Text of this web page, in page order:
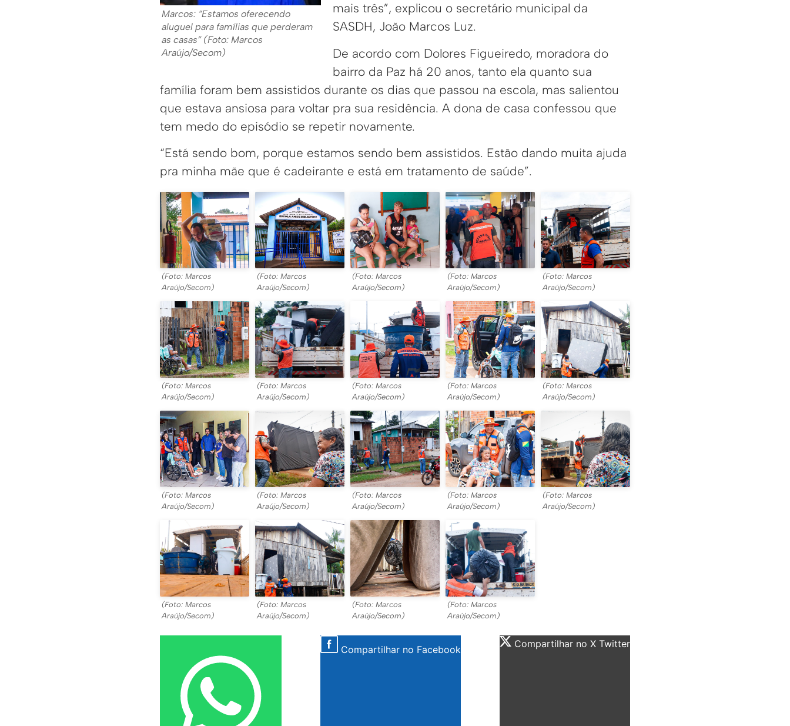
Marcos: “Estamos oferecendo
aluguel para famílias que perderam
as casas” (Foto: Marcos
Araújo/Secom)
mais três”, explicou o secretário municipal da
SASDH, João Marcos Luz.
De acordo com Dolores Figueiredo, moradora do
bairro da Paz há 20 anos, tanto ela quanto sua
família foram bem assistidos durante os dias que passou na escola, mas salientou
que estava ansiosa para voltar pra sua residência. A dona de casa confessou que
tem medo do episódio se repetir novamente.
“Está sendo bom, porque estamos sendo bem assistidos. Estão dando muita ajuda
pra minha mãe que é cadeirante e está em tratamento de saúde”.
(Foto: Marcos
Araújo/Secom)
(Foto: Marcos
Araújo/Secom)
(Foto: Marcos
Araújo/Secom)
(Foto: Marcos
Araújo/Secom)
(Foto: Marcos
Araújo/Secom)
(Foto: Marcos
Araújo/Secom)
(Foto: Marcos
Araújo/Secom)
(Foto: Marcos
Araújo/Secom)
(Foto: Marcos
Araújo/Secom)
(Foto: Marcos
Araújo/Secom)
(Foto: Marcos
Araújo/Secom)
(Foto: Marcos
Araújo/Secom)
(Foto: Marcos
Araújo/Secom)
(Foto: Marcos
Araújo/Secom)
(Foto: Marcos
Araújo/Secom)
(Foto: Marcos
Araújo/Secom)
(Foto: Marcos
Araújo/Secom)
(Foto: Marcos
Araújo/Secom)
(Foto: Marcos
Araújo/Secom)
Compartilhar no Facebook Compartilhar no X Twitter